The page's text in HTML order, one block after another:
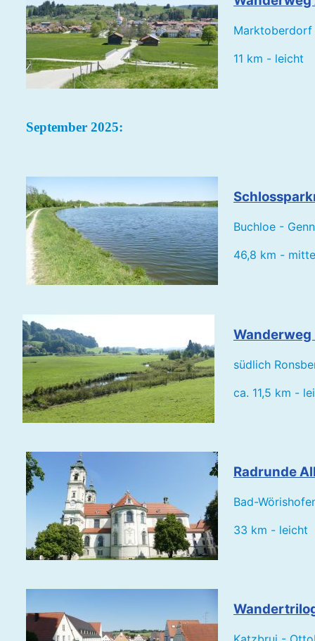
11 km - leicht
September 2025:
Buchloe -
46,8 km -
südlich
ca. 11,5 km -
Radrunde
Bad-
33 km - leicht